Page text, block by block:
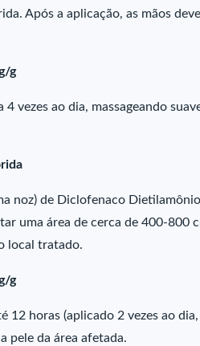
Após a aplicação, as mãos
g
vezes ao dia, massageando
noz) de Diclofenaco Dietilamônio
uma área de cerca de 400-800
local tratado.
g
horas (aplicado 2 vezes ao
pele da área afetada.